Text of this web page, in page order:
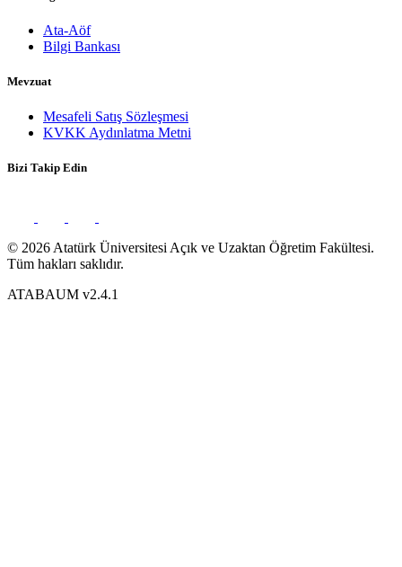
Ata-Aöf
Bilgi Bankası
Mevzuat
Mesafeli Satış Sözleşmesi
KVKK Aydınlatma Metni
Bizi Takip Edin
© 2026 Atatürk Üniversitesi Açık ve Uzaktan Öğretim Fakültesi.
Tüm hakları saklıdır.
ATABAUM v2.4.1